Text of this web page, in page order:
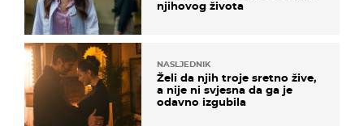
njihovog života
NASLJEDNIK
Želi da njih troje sretno žive,
a nije ni svjesna da ga je
odavno izgubila